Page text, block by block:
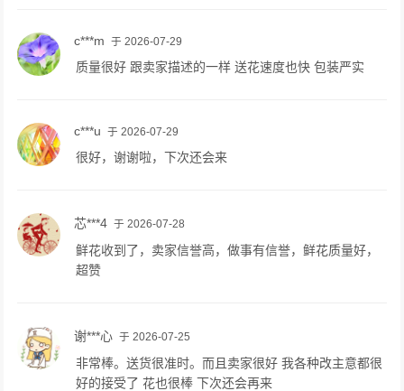
c***m 于 2026-07-29
质量很好 跟卖家描述的一样 送花速度也快 包装严实
c***u 于 2026-07-29
很好，谢谢啦，下次还会来
芯***4 于 2026-07-28
鲜花收到了，卖家信誉高，做事有信誉，鲜花质量好，
超赞
谢***心 于 2026-07-25
非常棒。送货很准时。而且卖家很好 我各种改主意都很
好的接受了 花也很棒 下次还会再来